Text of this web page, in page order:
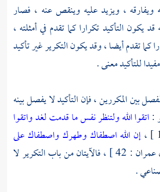
، ويزيد عليه وينقص عنه ، فصار
يكون التأكيد تكرارا كما تقدم في أمثلته ،
كما تقدم أيضا ، وقد يكون التكرير غير تأكيد
للتأكيد معنى .
بين المكررين ، فإن التأكيد لا يفصل بينه
:اتقوا الله ولتنظر نفس ما قدمت لغد واتقوا
إن الله اصطفاك وطهرك واصطفاك على
[ آل عمران : 42 ] ، فالآيتان من باب التكرير لا
.